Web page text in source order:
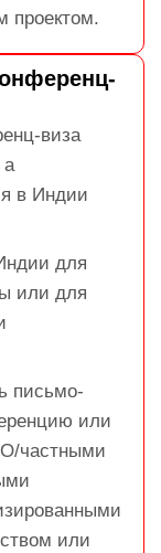
проектом.
виза
а
в Индии
для
или для
письмо-
или
частными
или